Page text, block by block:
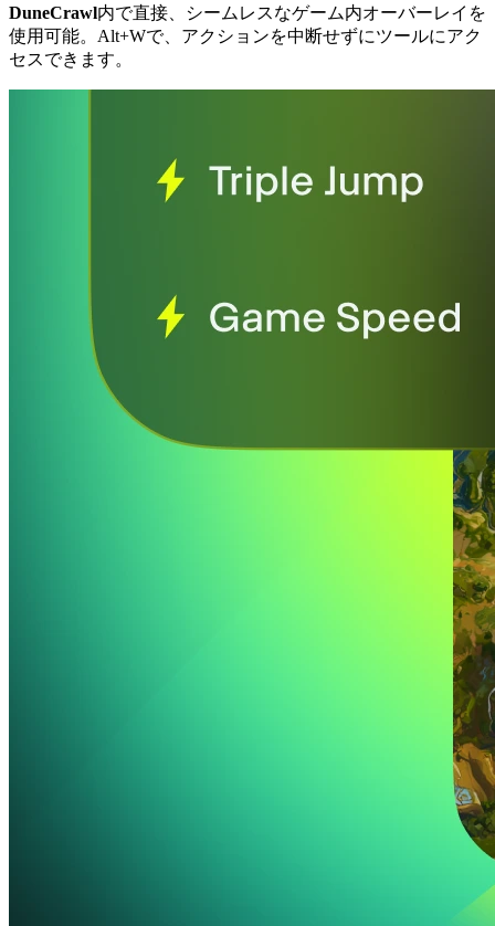
DuneCrawl内で直接、シームレスなゲーム内オーバーレイを
使用可能。Alt+Wで、アクションを中断せずにツールにアク
セスできます。